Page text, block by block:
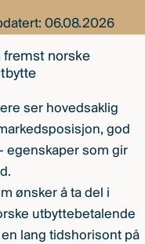
fremst norske
ser hovedsaklig
god
egenskaper som gir
ønsker å ta del i
utbyttebetalende
lang tidshorisont på
06.08.2026